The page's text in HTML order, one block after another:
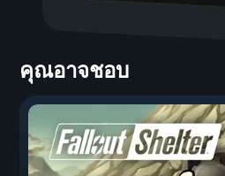
คุณอาจชอบ